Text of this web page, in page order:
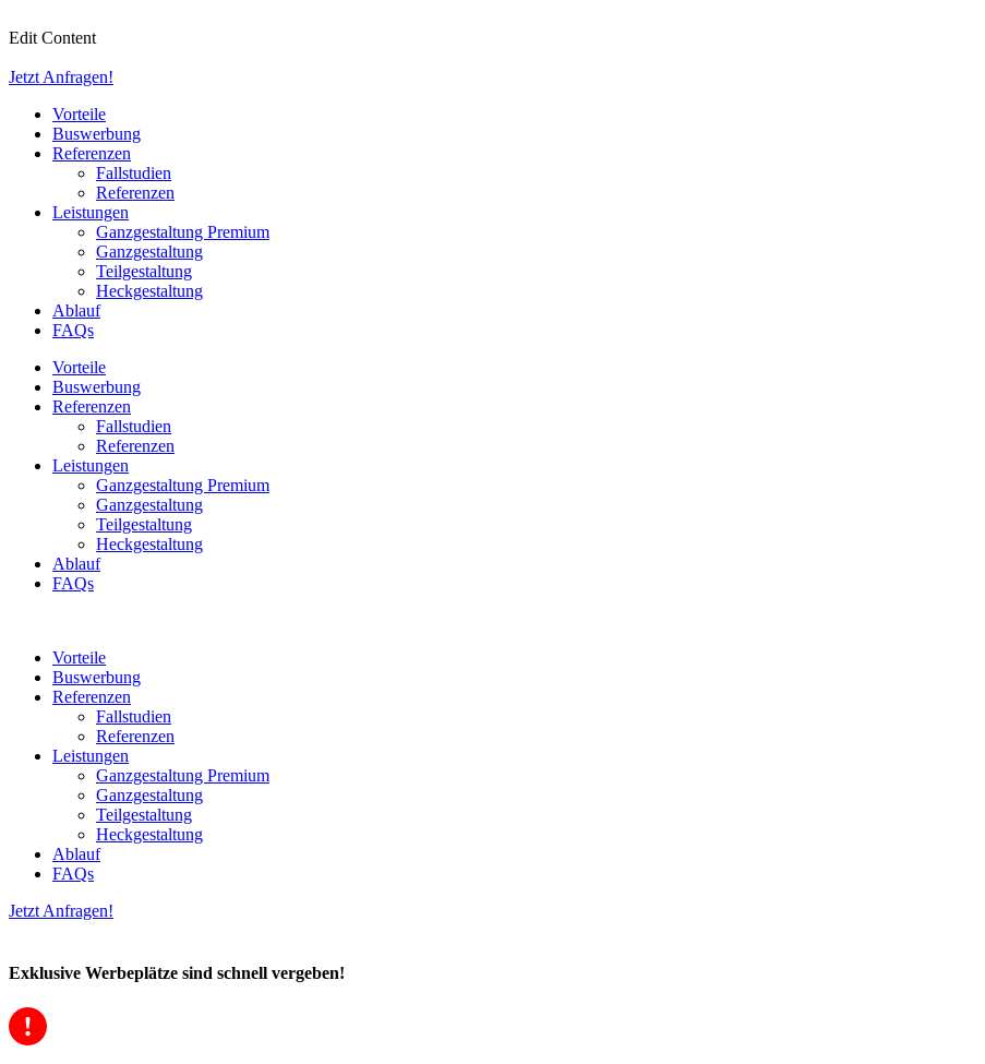
Inhalt
Edit Content
Jetzt Anfragen!
Vorteile
Buswerbung
Referenzen
Fallstudien
Referenzen
Leistungen
Ganzgestaltung Premium
Ganzgestaltung
Teilgestaltung
Heckgestaltung
Ablauf
FAQs
Vorteile
Buswerbung
Referenzen
Fallstudien
Referenzen
Leistungen
Ganzgestaltung Premium
Ganzgestaltung
Teilgestaltung
Heckgestaltung
Ablauf
FAQs
Vorteile
Buswerbung
Referenzen
Fallstudien
Referenzen
Leistungen
Ganzgestaltung Premium
Ganzgestaltung
Teilgestaltung
Heckgestaltung
Ablauf
FAQs
Jetzt Anfragen!
Exklusive Werbeplätze sind schnell vergeben!